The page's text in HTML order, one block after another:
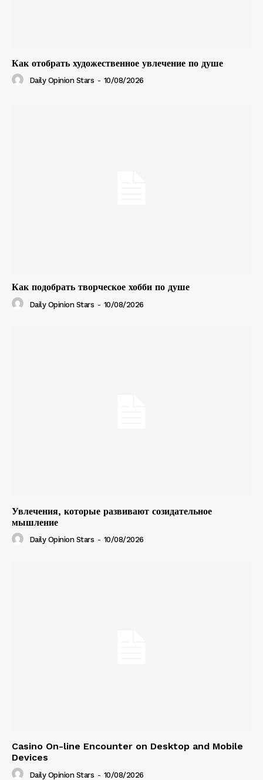
Как отобрать художественное увлечение по душе
Daily Opinion Stars - 10/08/2026
Как подобрать творческое хобби по душе
Daily Opinion Stars - 10/08/2026
Увлечения, которые развивают созидательное
мышление
Daily Opinion Stars - 10/08/2026
Casino On-line Encounter on Desktop and Mobile
Devices
Daily Opinion Stars - 10/08/2026